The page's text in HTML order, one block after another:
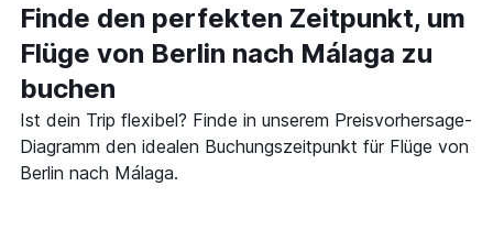
Finde den perfekten Zeitpunkt, um
Flüge von Berlin nach Málaga zu
buchen
Ist dein Trip flexibel? Finde in unserem Preisvorhersage-
Diagramm den idealen Buchungszeitpunkt für Flüge von
Berlin nach Málaga.